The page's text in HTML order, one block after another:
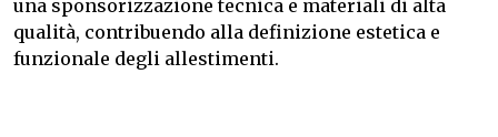
una sponsorizzazione tecnica e materiali di alta
qualità, contribuendo alla definizione estetica e
funzionale degli allestimenti.